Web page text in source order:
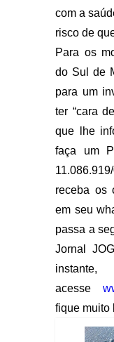
com a
risco de
Para os
do Sul de
para um
ter “cara
que lhe
faça um
receba os
em seu
passa a
Jornal
instante,
acesse
fique muito